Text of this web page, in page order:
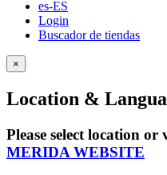
es-ES
Login
Buscador de tiendas
×
Location &
Please select location or
MERIDA WEBSITE